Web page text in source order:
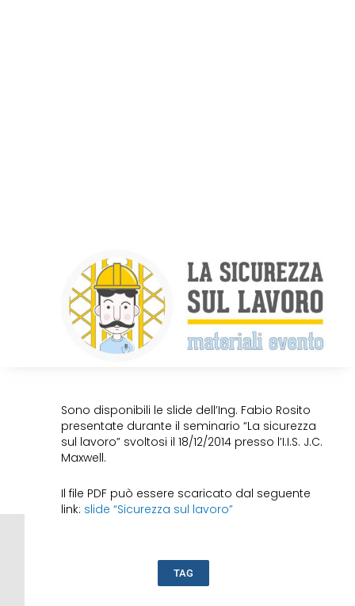
Sono disponibili le slide dell’Ing. Fabio Rosito
presentate durante il seminario “La sicurezza
sul lavoro” svoltosi il 18/12/2014 presso l’I.I.S. J.C.
Maxwell.
Il file PDF può essere scaricato dal seguente
link: slide “Sicurezza sul lavoro”
TAG